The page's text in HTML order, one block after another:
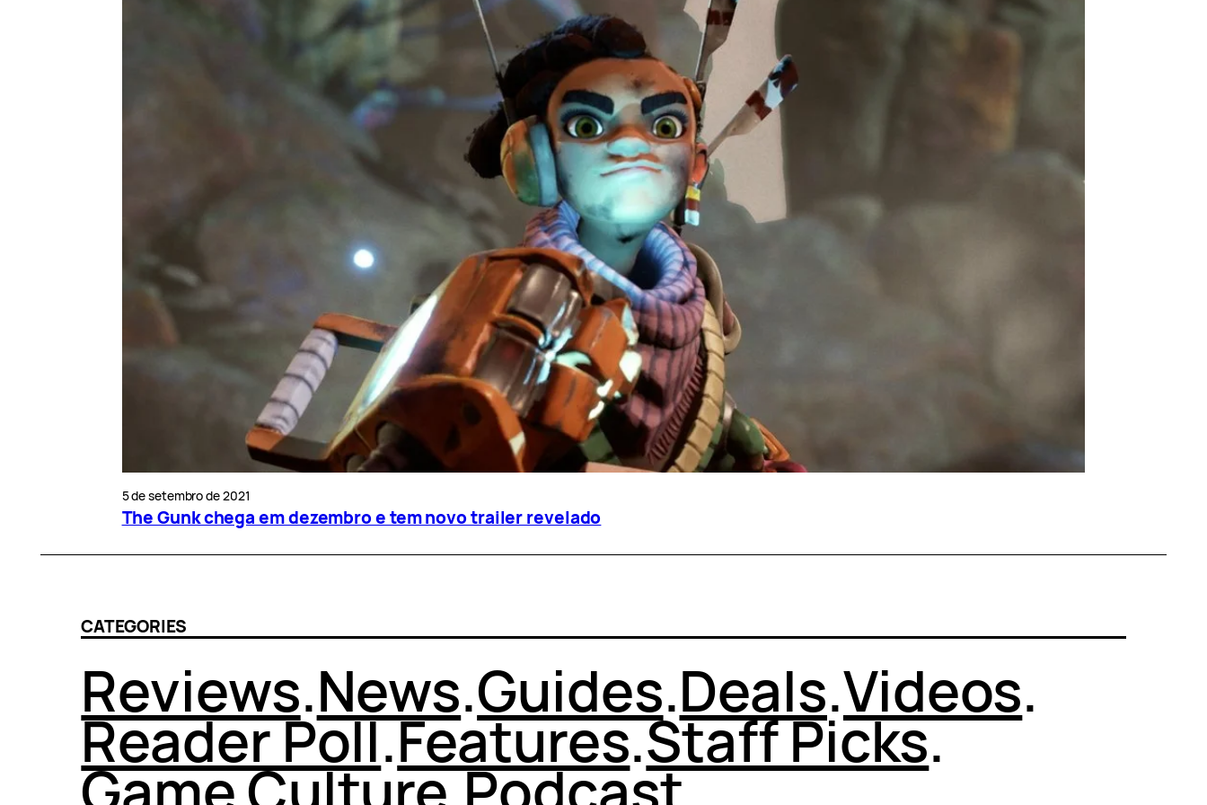
5 de setembro de 2021
The Gunk chega em dezembro e tem novo trailer revelado
CATEGORIES
Reviews.News.Guides.Deals.Videos.
Reader Poll.Features.Staff Picks.